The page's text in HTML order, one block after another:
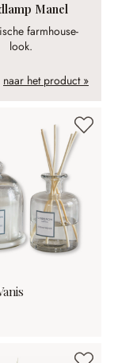
Manel
farmhouse-
look.
naar het product »